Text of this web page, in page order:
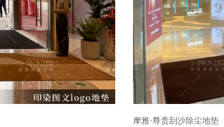
摩雅-尊贵刮沙除尘地垫